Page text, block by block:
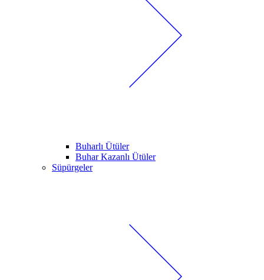
Buharlı Ütüler
Buhar Kazanlı Ütüler
Süpürgeler